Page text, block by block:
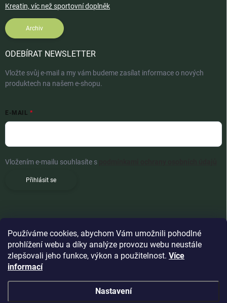
Používáme cookies, abychom Vám umožnili pohodlné
prohlížení webu a díky analýze provozu webu neustále
zlepšovali jeho funkce, výkon a použitelnost. Více
informací
Nastavení
Kreatin, víc než sportovní doplněk
Archiv
ODEBÍRAT NEWSLETTER
Vložte svůj e-mail a my vám budeme zasílat informace o nových
produktech na našem e-shopu.
E-MAIL
Vložením e-mailu souhlasíte s
Přihlásit se